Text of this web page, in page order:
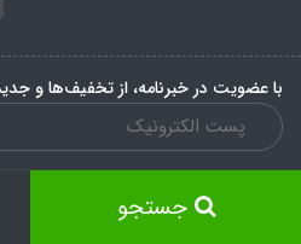
جستجو
با عضویت در خبرنامه، از تخفیف‌ها و
ساخت سایت توسطPortal